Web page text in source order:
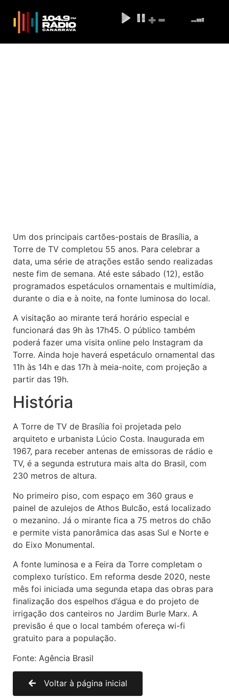
Um dos principais cartões-postais de Brasília, a
Torre de TV completou 55 anos. Para celebrar a
data, uma série de atrações estão sendo realizadas
neste fim de semana. Até este sábado (12), estão
programados espetáculos ornamentais e multimídia,
durante o dia e à noite, na fonte luminosa do local.
A visitação ao mirante terá horário especial e
funcionará das 9h às 17h45. O público também
poderá fazer uma visita online pelo Instagram da
Torre. Ainda hoje haverá espetáculo ornamental das
11h às 14h e das 17h à meia-noite, com projeção a
partir das 19h.
História
A Torre de TV de Brasília foi projetada pelo
arquiteto e urbanista Lúcio Costa. Inaugurada em
1967, para receber antenas de emissoras de rádio e
TV, é a segunda estrutura mais alta do Brasil, com
230 metros de altura.
No primeiro piso, com espaço em 360 graus e
painel de azulejos de Athos Bulcão, está localizado
o mezanino. Já o mirante fica a 75 metros do chão
e permite vista panorâmica das asas Sul e Norte e
do Eixo Monumental.
A fonte luminosa e a Feira da Torre completam o
complexo turístico. Em reforma desde 2020, neste
mês foi iniciada uma segunda etapa das obras para
finalização dos espelhos d’água e do projeto de
irrigação dos canteiros no Jardim Burle Marx. A
previsão é que o local também ofereça wi-fi
gratuito para a população.
Fonte: Agência Brasil
Voltar à página inicial